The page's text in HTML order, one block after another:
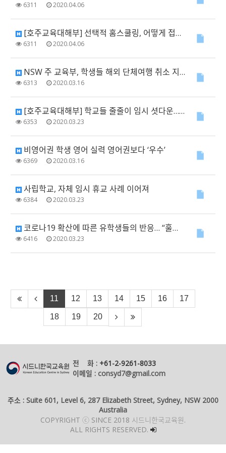
6311 2020.04.06
[호주교육대해부] 선택적 홈스쿨링, 어떻게 접근해야 할까?
6311 2020.04.06
NSW 주 교육부, 학생들 해외 단체여행 취소 지시
6313 2020.03.16
[호주교육대해부] 학교들 줄줄이 임시 셧다운…대책 마련 시급
6353 2020.03.23
비영어권 학생 영어 실력 영어권보다 ‘우수’
6369 2020.03.16
사립학교, 자체 임시 휴교 사례 이어져
6384 2020.03.23
코로나19 확산에 따른 유학생들의 반응… “훌륭한 지원 vs 등록금 인하 필요”
6416 2020.03.23
11 12 13 14 15 16 17
18 19 20
전 화 : +61-2-9261-8033
이메일 : consyd7@gmail.com
주소 : Suite 601, Level 6, 287 Elizabeth Street, Sydney, NSW 2000
Australia
COPYRIGHT ⓒ SINCE 2018 시드니한국교육원.
ALL RIGHTS RESERVED.